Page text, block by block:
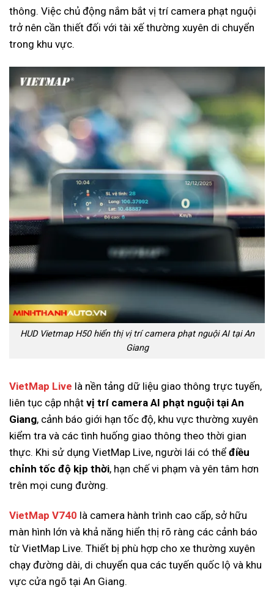
thông. Việc chủ động nắm bắt vị trí camera phạt nguội
trở nên cần thiết đối với tài xế thường xuyên di chuyển
trong khu vực.
HUD Vietmap H50 hiển thị vị trí camera phạt nguội AI tại An
Giang
VietMap Live là nền tảng dữ liệu giao thông trực tuyến,
liên tục cập nhật vị trí camera AI phạt nguội tại An
Giang, cảnh báo giới hạn tốc độ, khu vực thường xuyên
kiểm tra và các tình huống giao thông theo thời gian
thực. Khi sử dụng VietMap Live, người lái có thể điều
chỉnh tốc độ kịp thời, hạn chế vi phạm và yên tâm hơn
trên mọi cung đường.
VietMap V740 là camera hành trình cao cấp, sở hữu
màn hình lớn và khả năng hiển thị rõ ràng các cảnh báo
từ VietMap Live. Thiết bị phù hợp cho xe thường xuyên
chạy đường dài, di chuyển qua các tuyến quốc lộ và khu
vực cửa ngõ tại An Giang.